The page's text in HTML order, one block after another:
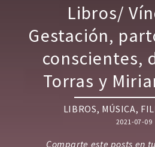
Libros/
Gestación,
conscientes,
Torras y
LIBROS, MÚSICA,
2021-07-09
Comparte este posts en